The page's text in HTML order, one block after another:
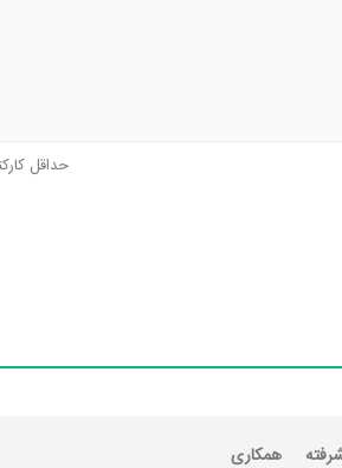
حداقل
همکاری